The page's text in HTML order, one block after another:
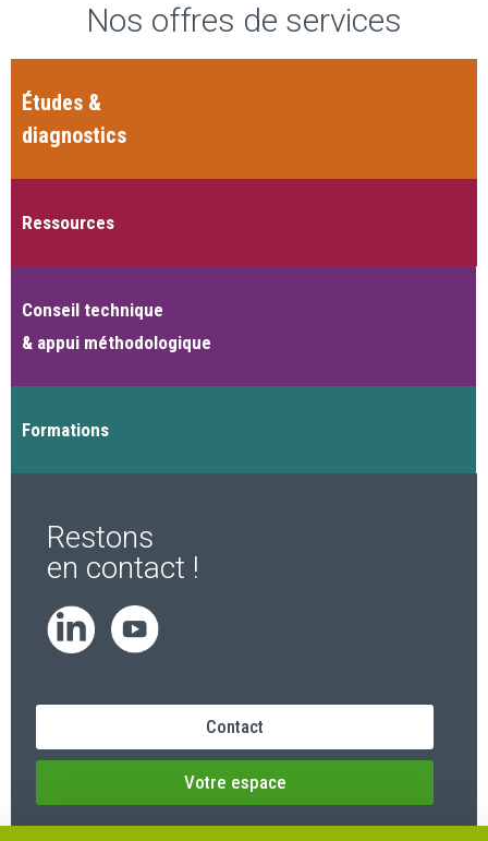
Nos offres de services
Études &
diagnostics
Ressources
Conseil technique
& appui méthodologique
Formations
Restons
en contact !
Contact
Votre espace